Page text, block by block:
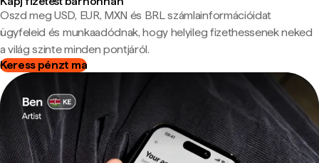
Oszd meg USD, EUR, MXN és BRL számlainformációidat
ügyfeleid és munkaadódnak, hogy helyileg fizethessenek neked
a világ szinte minden pontjáról.
Keress pénzt ma